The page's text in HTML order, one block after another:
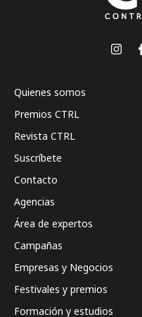
Quienes somos
Premios CTRL
Revista CTRL
Suscríbete
Contacto
Agencias
Área de expertos
Campañas
Empresas y Negocios
Festivales y premios
Formación y estudios